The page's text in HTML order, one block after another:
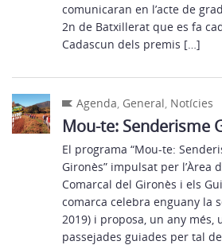
comunicaran en l’acte de
2n de Batxillerat que es fa
Cadascun dels premis […]
Agenda, General, Notícies
Mou-te: Senderisme
El programa “Mou-te:
Gironès” impulsat per l’Àrea
Comarcal del Gironès i els
comarca celebra enguany la
2019) i proposa, un any
passejades guiades per tal